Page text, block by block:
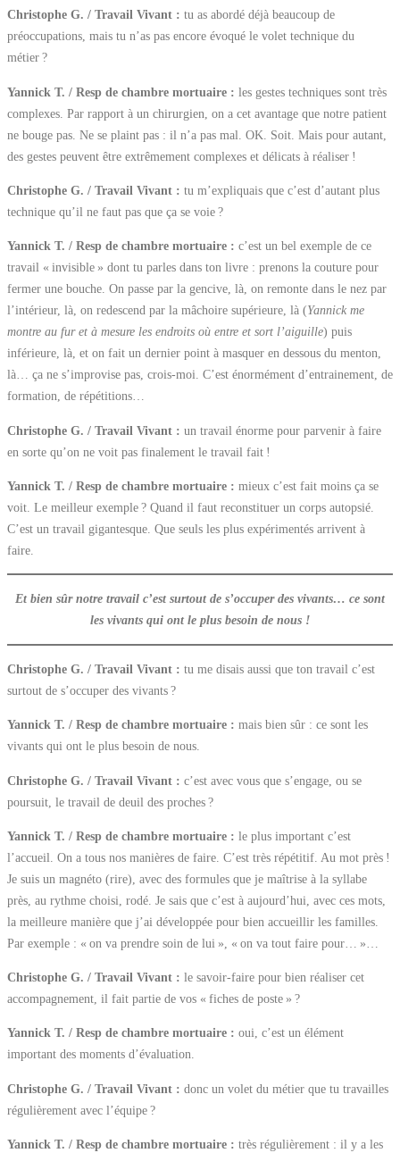
Christophe G. / Travail Vivant : tu as abordé déjà beaucoup de
préoccupations, mais tu n’as pas encore évoqué le volet technique du
métier ?
Yannick T. / Resp de chambre mortuaire : les gestes techniques sont très
complexes. Par rapport à un chirurgien, on a cet avantage que notre patient
ne bouge pas. Ne se plaint pas : il n’a pas mal. OK. Soit. Mais pour autant,
des gestes peuvent être extrêmement complexes et délicats à réaliser !
Christophe G. / Travail Vivant : tu m’expliquais que c’est d’autant plus
technique qu’il ne faut pas que ça se voie ?
Yannick T. / Resp de chambre mortuaire : c’est un bel exemple de ce
travail « invisible » dont tu parles dans ton livre : prenons la couture pour
fermer une bouche. On passe par la gencive, là, on remonte dans le nez par
l’intérieur, là, on redescend par la mâchoire supérieure, là (Yannick me
montre au fur et à mesure les endroits où entre et sort l’aiguille) puis
inférieure, là, et on fait un dernier point à masquer en dessous du menton,
là… ça ne s’improvise pas, crois-moi. C’est énormément d’entrainement, de
formation, de répétitions…
Christophe G. / Travail Vivant : un travail énorme pour parvenir à faire
en sorte qu’on ne voit pas finalement le travail fait !
Yannick T. / Resp de chambre mortuaire : mieux c’est fait moins ça se
voit. Le meilleur exemple ? Quand il faut reconstituer un corps autopsié.
C’est un travail gigantesque. Que seuls les plus expérimentés arrivent à
faire.
Et bien sûr notre travail c’est surtout de s’occuper des vivants… ce sont
les vivants qui ont le plus besoin de nous !
Christophe G. / Travail Vivant : tu me disais aussi que ton travail c’est
surtout de s’occuper des vivants ?
Yannick T. / Resp de chambre mortuaire : mais bien sûr : ce sont les
vivants qui ont le plus besoin de nous.
Christophe G. / Travail Vivant : c’est avec vous que s’engage, ou se
poursuit, le travail de deuil des proches ?
Yannick T. / Resp de chambre mortuaire : le plus important c’est
l’accueil. On a tous nos manières de faire. C’est très répétitif. Au mot près !
Je suis un magnéto (rire), avec des formules que je maîtrise à la syllabe
près, au rythme choisi, rodé. Je sais que c’est à aujourd’hui, avec ces mots,
la meilleure manière que j’ai développée pour bien accueillir les familles.
Par exemple : « on va prendre soin de lui », « on va tout faire pour… »…
Christophe G. / Travail Vivant : le savoir-faire pour bien réaliser cet
accompagnement, il fait partie de vos « fiches de poste » ?
Yannick T. / Resp de chambre mortuaire : oui, c’est un élément
important des moments d’évaluation.
Christophe G. / Travail Vivant : donc un volet du métier que tu travailles
régulièrement avec l’équipe ?
Yannick T. / Resp de chambre mortuaire : très régulièrement : il y a les